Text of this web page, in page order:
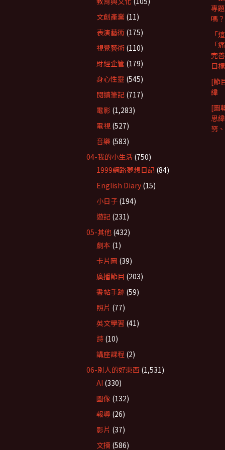
文創產業 (11)
表演藝術 (175)
視覺藝術 (110)
財經企管 (179)
身心性靈 (545)
閱讀筆記 (717)
電影 (1,283)
電視 (527)
音樂 (583)
04-我的小生活 (750)
1999網路夢想日記 (84)
English Diary (15)
小日子 (194)
遊記 (231)
05-其他 (432)
劇本 (1)
卡片圖 (39)
廣播節目 (203)
書帖手跡 (59)
照片 (77)
英文學習 (41)
詩 (10)
講座課程 (2)
06-別人的好東西 (1,531)
AI (330)
圖像 (132)
報導 (26)
影片 (37)
文摘 (586)
專
嗎
「
「
完
目標
[節
緯
[圖
思
努